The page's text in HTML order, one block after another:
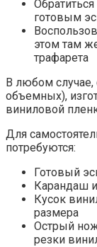
готовым
этом там
трафарета
В любом случае,
объемных),
виниловой
Для
потребуются:
Готовый
Карандаш
Кусок
размера
Острый
резки